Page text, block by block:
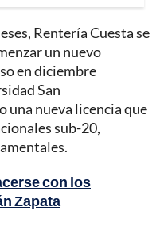
Rentería Cuesta se
un nuevo
en diciembre
San
una nueva licencia que
sub-20,
con los
Zapata